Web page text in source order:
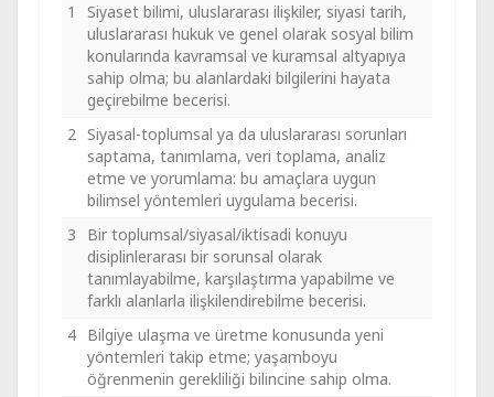
1
Siyaset bilimi, uluslararası ilişkiler, siyasi tarih,
uluslararası hukuk ve genel olarak sosyal bilim
konularında kavramsal ve kuramsal altyapıya
sahip olma; bu alanlardaki bilgilerini hayata
geçirebilme becerisi.
2 Siyasal-toplumsal ya da uluslararası sorunları
saptama, tanımlama, veri toplama, analiz
etme ve yorumlama: bu amaçlara uygun
bilimsel yöntemleri uygulama becerisi.
3
Bir toplumsal/siyasal/iktisadi konuyu
disiplinlerarası bir sorunsal olarak
tanımlayabilme, karşılaştırma yapabilme ve
farklı alanlarla ilişkilendirebilme becerisi.
4 Bilgiye ulaşma ve üretme konusunda yeni
yöntemleri takip etme; yaşamboyu
öğrenmenin gerekliliği bilincine sahip olma.